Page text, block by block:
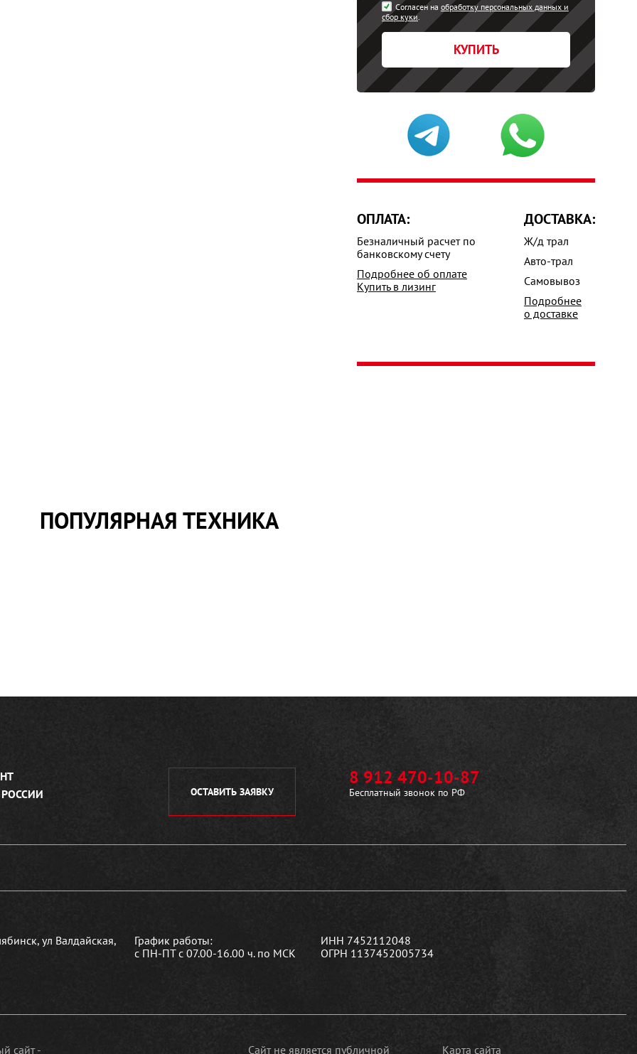
Согласен на обработку персональных данных и
сбор куки.
КУПИТЬ
ОПЛАТА:
Безналичный расчет по
банковскому счету
Подробнее об оплате
Купить в лизинг
ДОСТАВКА:
Ж/д трал
Авто-трал
Самовывоз
Подробнее
о доставке
ПОПУЛЯРНАЯ ТЕХНИКА
ОСТАВИТЬ ЗАЯВКУ
8 912 470-10-87
Бесплатный звонок по РФ
ул Валдайская,
График работы:
с ПН-ПТ с 07.00-16.00 ч. по МСК
ИНН 7452112048
ОГРН 1137452005734
сайт - Сайт не является публичной Карта сайта